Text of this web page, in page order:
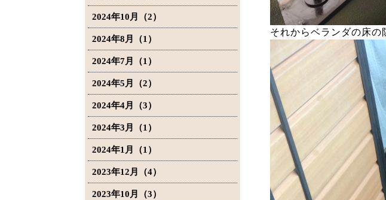
2024年10月（2）
2024年8月（1）
2024年7月（1）
2024年5月（2）
2024年4月（3）
2024年3月（1）
2024年1月（1）
2023年12月（4）
2023年10月（3）
それからベランダの床の